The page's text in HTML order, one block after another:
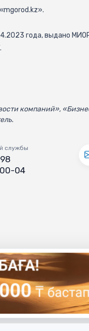
года, выдано
компаний»,
службы
04